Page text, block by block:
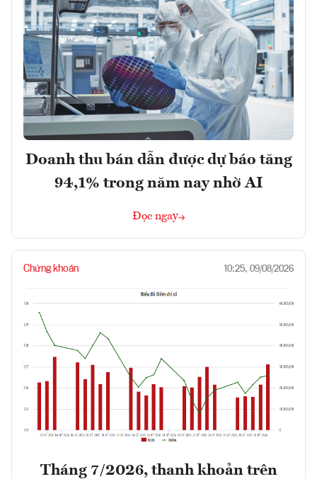
Doanh thu bán dẫn được dự báo tăng
94,1% trong năm nay nhờ AI
Đọc ngay
Chứng khoán 10:25, 09/08/2026
Tháng 7/2026, thanh khoản trên